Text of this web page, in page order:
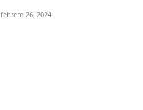
febrero 26, 2024